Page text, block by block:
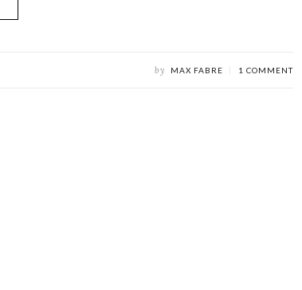
by MAX FABRE 1 COMMENT